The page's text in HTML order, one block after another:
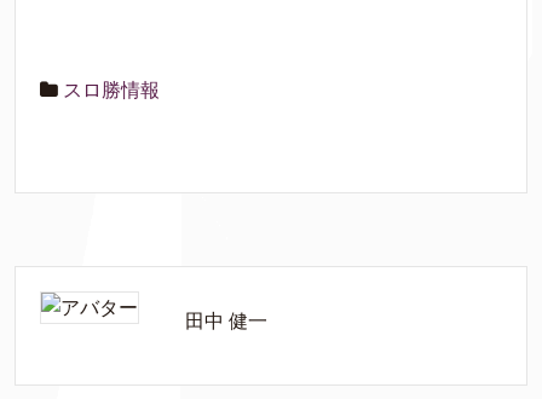
スロ勝情報
田中 健一